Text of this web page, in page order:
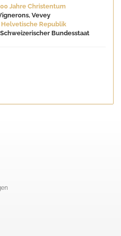
Jahre Christentum
Vevey
Helvetische Republik
Bundesstaat